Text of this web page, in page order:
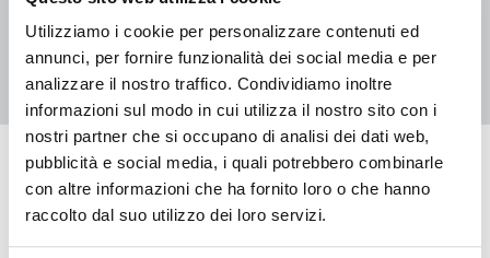
Utilizziamo i cookie per personalizzare contenuti ed
annunci, per fornire funzionalità dei social media e per
analizzare il nostro traffico. Condividiamo inoltre
informazioni sul modo in cui utilizza il nostro sito con i
nostri partner che si occupano di analisi dei dati web,
pubblicità e social media, i quali potrebbero combinarle
con altre informazioni che ha fornito loro o che hanno
raccolto dal suo utilizzo dei loro servizi.
1 2
Eventi in arrivo